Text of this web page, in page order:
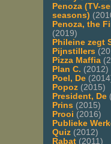
Penoza (TV-
seasons)
Penoza, the
(2019)
Phileine zegt
Pijnstillers
Pizza Maffia
Plan C. (2012)
Poel, De
Popoz (2015)
President, De
Prins (2015)
Prooi (2016)
Publieke
Quiz (2012)
Rabat (2011)